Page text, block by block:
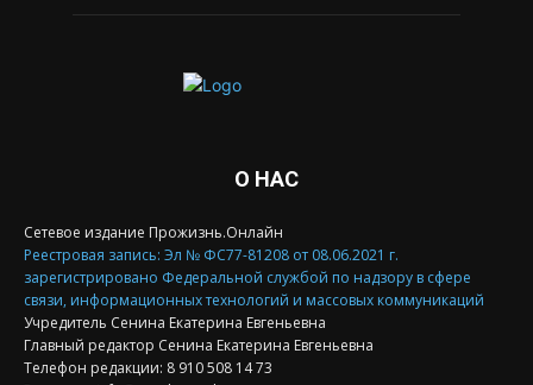
О НАС
Сетевое издание Прожизнь.Онлайн
Реестровая запись: Эл № ФС77-81208 от 08.06.2021 г.
зарегистрировано Федеральной службой по надзору в сфере
связи, информационных технологий и массовых коммуникаций
Учредитель Сенина Екатерина Евгеньевна
Главный редактор Сенина Екатерина Евгеньевна
Телефон редакции: 8 910 508 14 73